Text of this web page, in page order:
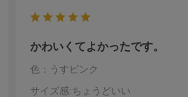
かわいくてよかったです。
色：うすピンク
サイズ感:ちょうどいい